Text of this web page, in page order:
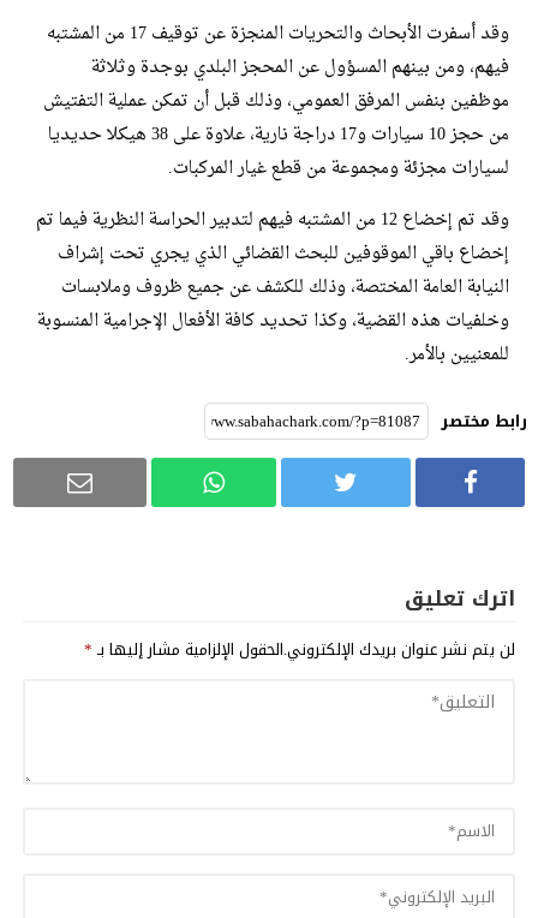
وقد أسفرت الأبحاث والتحريات المنجزة عن توقيف 17 من المشتبه
فيهم، ومن بينهم المسؤول عن المحجز البلدي بوجدة وثلاثة
موظفين بنفس المرفق العمومي، وذلك قبل أن تمكن عملية التفتيش
من حجز 10 سيارات و17 دراجة نارية، علاوة على 38 هيكلا حديديا
لسيارات مجزئة ومجموعة من قطع غيار المركبات.
وقد تم إخضاع 12 من المشتبه فيهم لتدبير الحراسة النظرية فيما تم
إخضاع باقي الموقوفين للبحث القضائي الذي يجري تحت إشراف
النيابة العامة المختصة، وذلك للكشف عن جميع ظروف وملابسات
وخلفيات هذه القضية، وكذا تحديد كافة الأفعال الإجرامية المنسوبة
للمعنيين بالأمر.
رابط مختصر
اترك تعليق
لن يتم نشر عنوان بريدك الإلكتروني.الحقول الإلزامية مشار إليها بـ*